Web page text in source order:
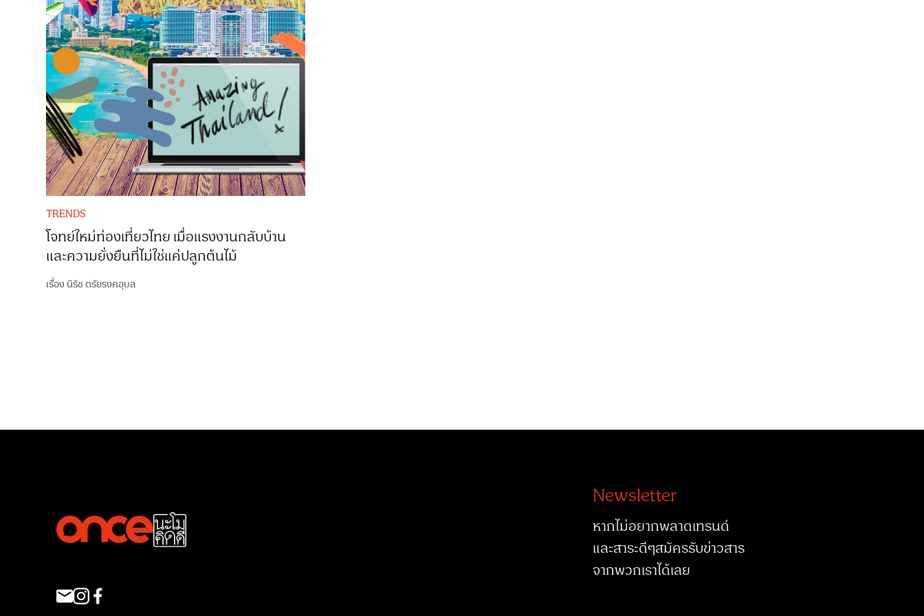
TRENDS
โจทย์ใหม่ท่องเที่ยวไทย เมื่อแรงงานกลับบ้าน
และความยั่งยืนที่ไม่ใช่แค่ปลูกต้นไม้
เรื่องนิรัช ตรัยรงคอุบล
Newsletter
หากไม่อยากพลาดเทรนด์
และสาระดีๆสมัครรับข่าวสาร
จากพวกเราได้เลย